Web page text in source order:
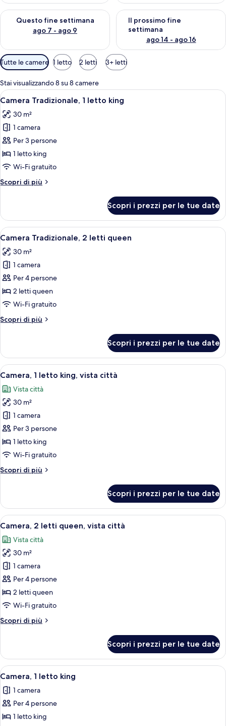
Questo fine settimana
ago 7 - ago 9
Verifica la disponibilità per questo fine settimana, ago 7 - ago
Il prossimo fine
settimana
ago 14 - ago 16
Verifica la disponibilità per il
Filtri
disponibili
per
le
camere
Tutte le camere 1 letto 2 letti 3+ letti
Stai visualizzando 8 su 8 camere
Apri
tutte
le
foto
per
Camera
Tradizionale,
letto
Una camera d'albergo con un letto
4
Camera Tradizionale, 1 letto king
30 m²
1 camera
Per 3 persone
1 letto king
Wi-Fi gratuito
Scopri di più
Altri
Tradizionale,
letto
Scopri i prezzi per le tue date
Apri
tutte
le
foto
per
Camera
Tradizionale,
letti
Una camera d'albergo con due letti,
6
Camera Tradizionale, 2 letti queen
30 m²
1 camera
Per 4 persone
2 letti queen
Wi-Fi gratuito
Scopri di più
Altri
Tradizionale,
letti
Scopri i prezzi per le tue date
Apri
tutte
le
foto
per
Camera,
1
letto
vista
Una camera d'albergo con un letto
4
Camera, 1 letto king, vista città
Vista città
30 m²
1 camera
Per 3 persone
1 letto king
Wi-Fi gratuito
Scopri di più
Altri
1
letto
king,
città
Scopri i prezzi per le tue date
Apri
tutte
le
foto
per
Camera,
2
letti
vista
Camera d'albergo con due letti, una
4
Camera, 2 letti queen, vista città
Vista città
30 m²
1 camera
Per 4 persone
2 letti queen
Wi-Fi gratuito
Scopri di più
Altri
2
letti
queen,
città
Scopri i prezzi per le tue date
Apri
tutte
le
foto
per
Una camera d'albergo con un letto
3
Camera, 1 letto king
1 camera
Per 4 persone
1 letto king